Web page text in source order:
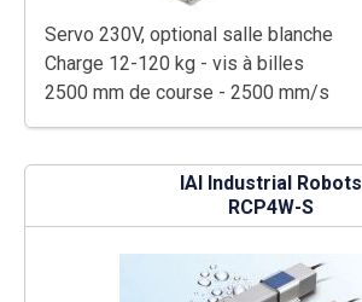
Servo 230V, optional salle blanche
Charge 12-120 kg - vis à billes
2500 mm de course - 2500 mm/s
IAI Industrial Robots
RCP4W-S